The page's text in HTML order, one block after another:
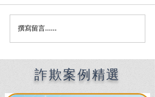
Premier English
Filipinos in Taiwan:
Chien Sheng
International Law Firm
撰寫留言......
詐欺案例精選